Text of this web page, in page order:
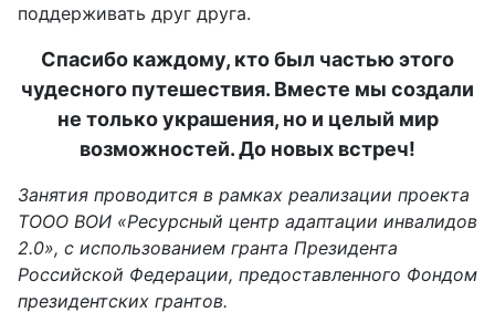
поддерживать друг друга.
Спасибо каждому, кто был частью этого
чудесного путешествия. Вместе мы создали
не только украшения, но и целый мир
возможностей. До новых встреч!
Занятия проводится в рамках реализации проекта
ТООО ВОИ «Ресурсный центр адаптации инвалидов
2.0», с использованием гранта Президента
Российской Федерации, предоставленного Фондом
президентских грантов.